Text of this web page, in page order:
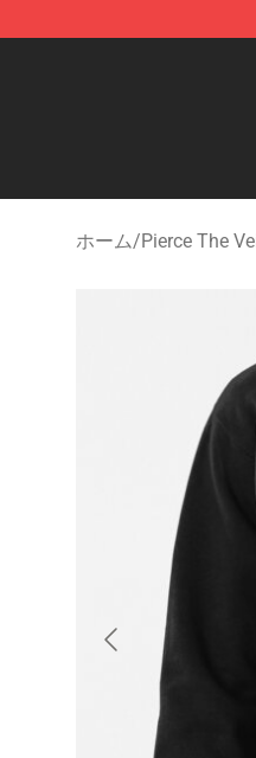
Pierce The Veil
ホーム/Pierce The